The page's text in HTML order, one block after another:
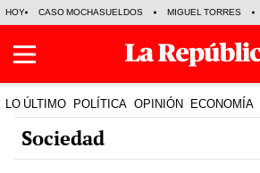
HOY CASO MOCHASUELDOS MIGUEL TORRES
LO ÚLTIMO POLÍTICA OPINIÓN ECONOMÍA
Sociedad